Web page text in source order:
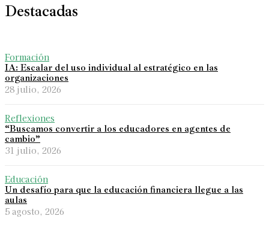
Destacadas
Formación
IA: Escalar del uso individual al estratégico en las
organizaciones
28 julio, 2026
Reflexiones
“Buscamos convertir a los educadores en agentes de
cambio”
31 julio, 2026
Educación
Un desafío para que la educación financiera llegue a las
aulas
5 agosto, 2026